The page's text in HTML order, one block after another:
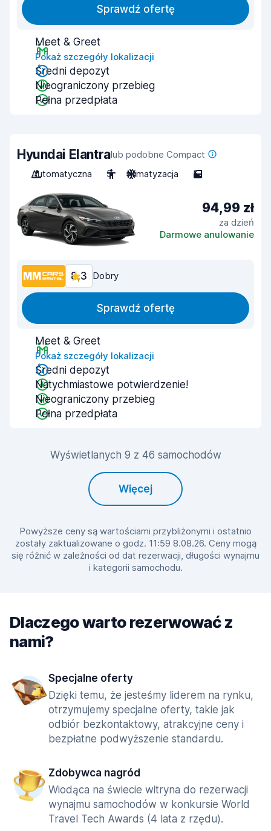
Sprawdź ofertę
Meet & Greet
Pokaż szczegóły lokalizacji
Średni depozyt
Nieograniczony przebieg
Pełna przedpłata
Hyundai Elantralub podobne Compact
Automatyczna
5 Klimatyzacja 5
94,99 zł
za dzień
Darmowe anulowanie
8,3 Dobry
Sprawdź ofertę
Meet & Greet
Pokaż szczegóły lokalizacji
Średni depozyt
Natychmiastowe potwierdzenie!
Nieograniczony przebieg
Pełna przedpłata
Wyświetlanych 9 z 46 samochodów
Więcej
Powyższe ceny są wartościami przybliżonymi i ostatnio
zostały zaktualizowane o godz. 11:59 8.08.26. Ceny mogą
się różnić w zależności od dat rezerwacji, długości wynajmu
i kategorii samochodu.
Dlaczego warto rezerwować z
nami?
Specjalne oferty
Dzięki temu, że jesteśmy liderem na rynku,
otrzymujemy specjalne oferty, takie jak
odbiór bezkontaktowy, atrakcyjne ceny i
bezpłatne podwyższenie standardu.
Zdobywca nagród
Wiodąca na świecie witryna do rezerwacji
wynajmu samochodów w konkursie World
Travel Tech Awards (4 lata z rzędu).